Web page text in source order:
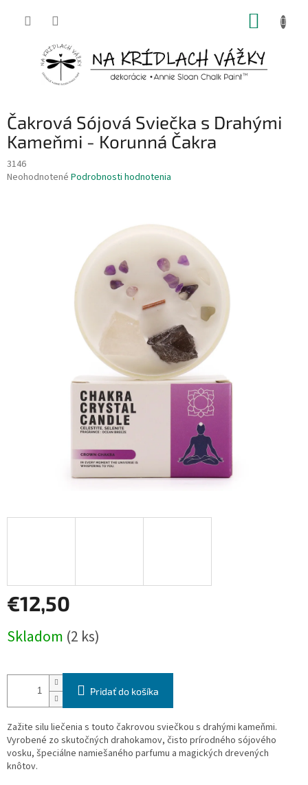
Čakrová Sójová Sviečka s Drahými
Kameňmi - Korunná Čakra
3146
Priemerné
Neohodnotené Podrobnosti hodnotenia
€12,50
cena:
Skladom (2 ks)
Pridať do košíka
Zažite silu liečenia s touto čakrovou sviečkou s drahými kameňmi.
Vyrobené zo skutočných drahokamov, čisto prírodného sójového
vosku, špeciálne namiešaného parfumu a magických drevených
knôtov.